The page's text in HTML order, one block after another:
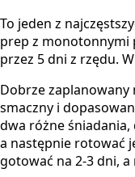
To jeden z
prep z monotonnymi
przez 5 dni z rzędu.
Dobrze
smaczny i
dwa różne śniadania,
a następnie rotować
gotować na 2-3 dni, a